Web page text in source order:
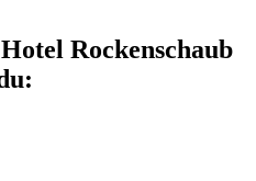
Rockenschaub